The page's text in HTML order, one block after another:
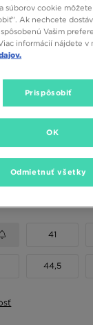
360°
41
44,5
súborov cookie
Ak nechcete
Vašim
informácií nájdete v
Prispôsobiť
Odmietnuť všetky
OK